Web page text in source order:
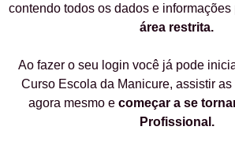
contendo todos os dados e informações
área restrita.
Ao fazer o seu login você já pode
Curso Escola da Manicure, assistir
agora mesmo e começar a se
Profissional.